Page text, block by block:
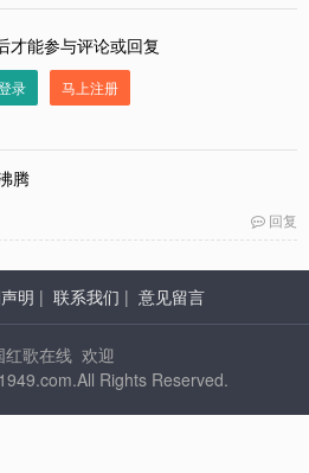
才能参与评论或回复
录 马上注册
腾
回复
明 | 联系我们 | 意见留言
红歌在线 欢迎
Rights Reserved.